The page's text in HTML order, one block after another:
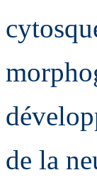
de la